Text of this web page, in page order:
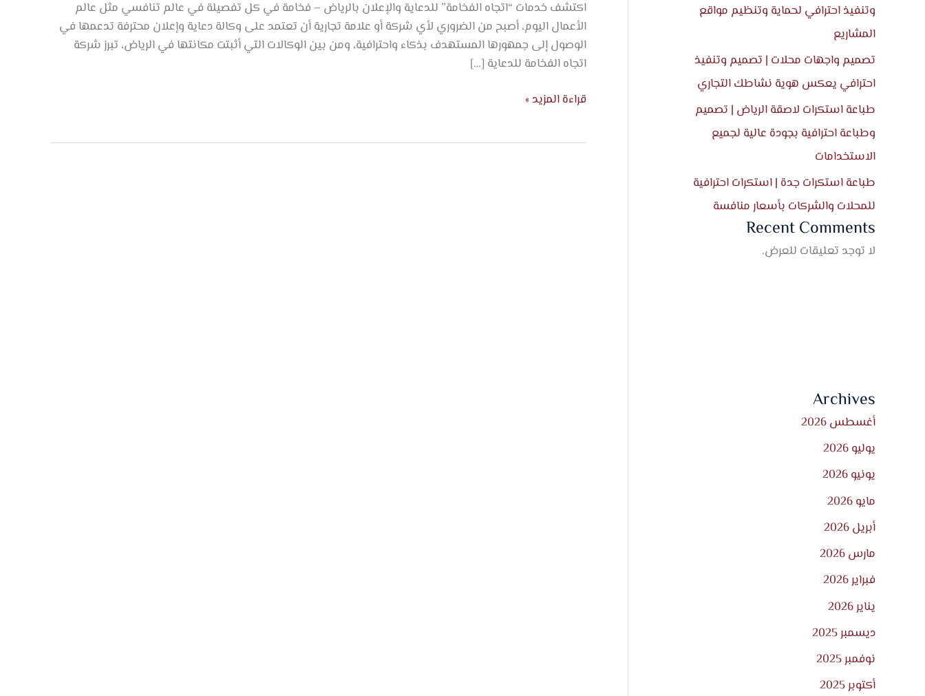
وتنفيذ احترافي لحماية وتنظيم مواقع
المشاريع
تصميم واجهات محلات | تصميم وتنفيذ
احترافي يعكس هوية نشاطك التجاري
طباعة استكرات لاصقة الرياض | تصميم
وطباعة احترافية بجودة عالية لجميع
الاستخدامات
طباعة استكرات جدة | استكرات احترافية
للمحلات والشركات بأسعار منافسة
Recent Comments
لا توجد تعليقات للعرض.
Archives
أغسطس 2026
يوليو 2026
يونيو 2026
مايو 2026
أبريل 2026
مارس 2026
فبراير 2026
يناير 2026
ديسمبر 2025
نوفمبر 2025
أكتوبر 2025
اكتشف خدمات “اتجاه الفخامة” للدعاية والإعلان بالرياض – فخامة في كل تفصيلة في عالم تنافسي مثل عالم
الأعمال اليوم، أصبح من الضروري لأي شركة أو علامة تجارية أن تعتمد على وكالة دعاية وإعلان محترفة تدعمها في
الوصول إلى جمهورها المستهدف بذكاء واحترافية، ومن بين الوكالات التي أثبتت مكانتها في الرياض، تبرز شركة
اتجاه الفخامة للدعاية […]
–
فخامة
في
كل
–
الفخامة
قراءة المزيد »